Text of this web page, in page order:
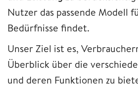
Nutzer das passende Modell
Bedürfnisse findet.
Unser Ziel ist es,
Überblick über die
und deren Funktionen zu